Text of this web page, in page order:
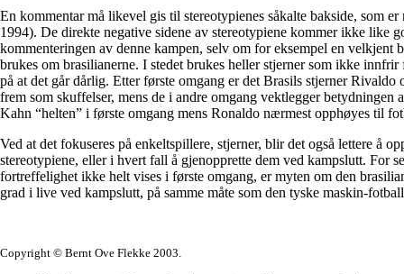
En kommentar må likevel gis til stereotypienes såkalte bakside, som
1994). De direkte negative sidene av stereotypiene kommer ikke like
kommenteringen av denne kampen, selv om for eksempel en velkjent
brukes om brasilianerne. I stedet brukes heller stjerner som ikke
på at det går dårlig. Etter første omgang er det Brasils stjerner
frem som skuffelser, mens de i andre omgang vektlegger
Kahn “helten” i første omgang mens Ronaldo nærmest opphøyes til
Ved at det fokuseres på enkeltspillere, stjerner, blir det også lettere å
stereotypiene, eller i hvert fall å gjenopprette dem ved kampslutt. For
fortreffelighet ikke helt vises i første omgang, er myten om den
grad i live ved kampslutt, på samme måte som den tyske maskin-
Copyright © Bernt Ove Flekke 2003.